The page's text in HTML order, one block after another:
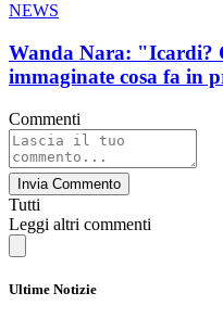
NEWS
Wanda Nara: "Icardi?
immaginate cosa fa in
Commenti
Invia Commento
Tutti
Leggi altri commenti
Ultime Notizie